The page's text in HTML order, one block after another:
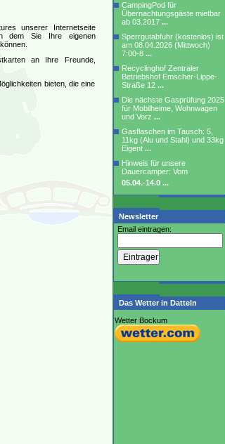
unserer Internetseite
dem Sie Ihre eigenen
an Ihre Freunde,
bieten, die eine
CampingPod für
Übernachtungsgäste mietbar
ab 03.2017 ...
Sperrgutabfuhr (kostenlos) ist
am 08.04.2026 (Mittwoch)
7:00-8 ...
Recyclinghof Zentraler
Betriebshof Emscher-Lippe-
Straße 12 ...
Die nächste Gasprüfung 2025
für Mobilheime, Wohnwagen
und Vorz ...
Gasflaschen im Tausch: 5,
11kg (Alu und Stahl) und 33kg
Eigent ...
Hinweis für unsere
Dauercamper: Vom
05.04.-14.0 ...
Newsletter
Email eintragen:
Das Wetter in Datteln
Wetter Bockum